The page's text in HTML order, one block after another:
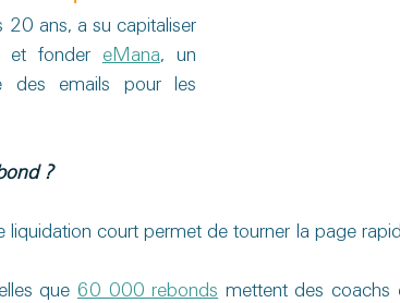
20 ans, a su capitaliser
et fonder eMana, un
des emails pour les
?
liquidation court permet de tourner la page
que 60 000 rebonds mettent des coachs